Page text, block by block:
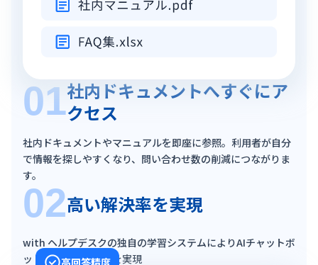
01社内ドキュメントへすぐにア
クセス
社内ドキュメントやマニュアルを即座に参照。 利用者が自分
で情報を探しやすくなり、 問い合わせ数の削減につながりま
す。
02高い解決率を実現
with ヘルプデスクの独自の学習システムによりAIチャットボ
ットの高い回答精度を実現
高回答精度